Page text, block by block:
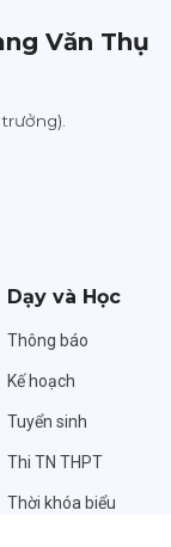
Văn Thụ
Dạy và Học
Thông báo
Kế hoạch
Tuyển sinh
Thi TN THPT
Thời khóa biểu